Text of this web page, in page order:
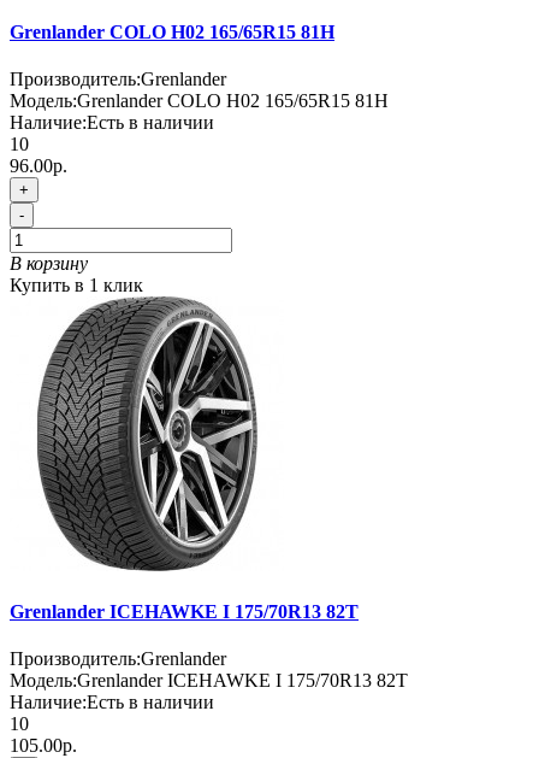
Grenlander COLO H02 165/65R15 81H
Производитель:Grenlander
Модель:Grenlander COLO H02 165/65R15 81H
Наличие:Есть в наличии
10
96.00р.
+
-
В корзину
Купить в 1 клик
Grenlander ICEHAWKE I 175/70R13 82T
Производитель:Grenlander
Модель:Grenlander ICEHAWKE I 175/70R13 82T
Наличие:Есть в наличии
10
105.00р.